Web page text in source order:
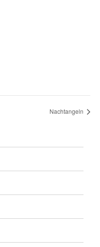
Nachtangeln